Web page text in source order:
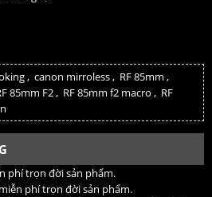
, canon mirroless, RF 85mm ,
85mm F2, RF 85mm f2 macro , RF
phí trọn đời sản phẩm.
phí trọn đời sản phẩm.